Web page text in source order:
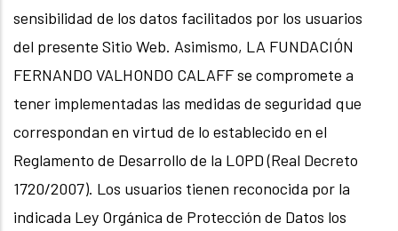
sensibilidad de los datos facilitados por los usuarios
del presente Sitio Web. Asimismo, LA FUNDACIÓN
FERNANDO VALHONDO CALAFF se compromete a
tener implementadas las medidas de seguridad que
correspondan en virtud de lo establecido en el
Reglamento de Desarrollo de la LOPD (Real Decreto
1720/2007). Los usuarios tienen reconocida por la
indicada Ley Orgánica de Protección de Datos los